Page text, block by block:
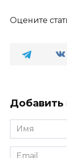
Оцените
Добавить
Имя
*
Email